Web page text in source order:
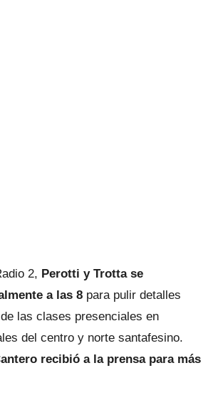
2, Perotti y Trotta se
a las 8 para pulir detalles
las clases presenciales en
del centro y norte santafesino.
recibió a la prensa para más